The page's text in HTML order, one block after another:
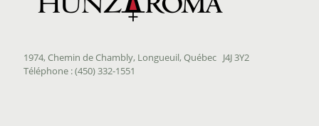
1974, Chemin de Chambly, Longueuil, Québec J4J 3Y2
Téléphone : (450) 332-1551